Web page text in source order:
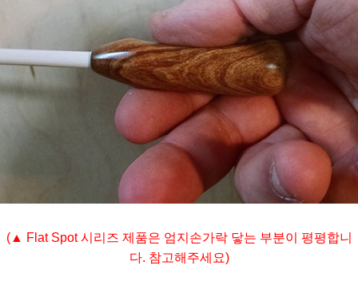
(▲ Flat Spot 시리즈 제품은 엄지손가락 닿는 부분이 평평합니
다. 참고해주세요)